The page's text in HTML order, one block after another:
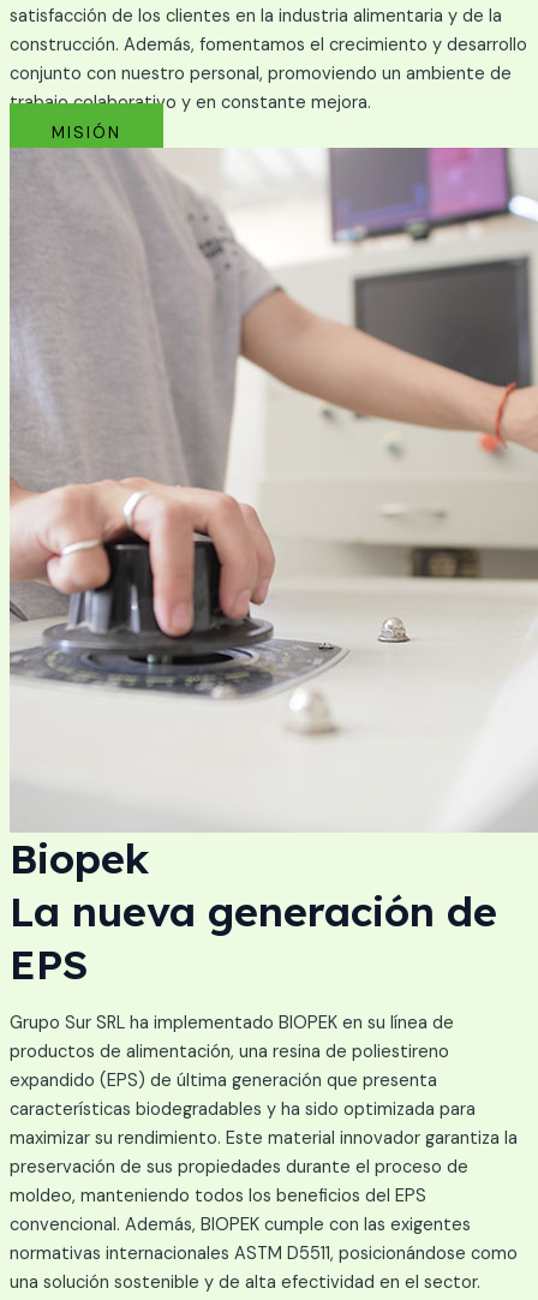
satisfacción de los clientes en la industria alimentaria y de la
construcción. Además, fomentamos el crecimiento y desarrollo
conjunto con nuestro personal, promoviendo un ambiente de
trabajo colaborativo y en constante mejora.
MISIÓN
Biopek
La nueva generación de
EPS
Grupo Sur SRL ha implementado BIOPEK en su línea de
productos de alimentación, una resina de poliestireno
expandido (EPS) de última generación que presenta
características biodegradables y ha sido optimizada para
maximizar su rendimiento. Este material innovador garantiza la
preservación de sus propiedades durante el proceso de
moldeo, manteniendo todos los beneficios del EPS
convencional. Además, BIOPEK cumple con las exigentes
normativas internacionales ASTM D5511, posicionándose como
una solución sostenible y de alta efectividad en el sector.